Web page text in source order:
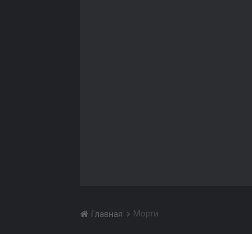
Главная Морти